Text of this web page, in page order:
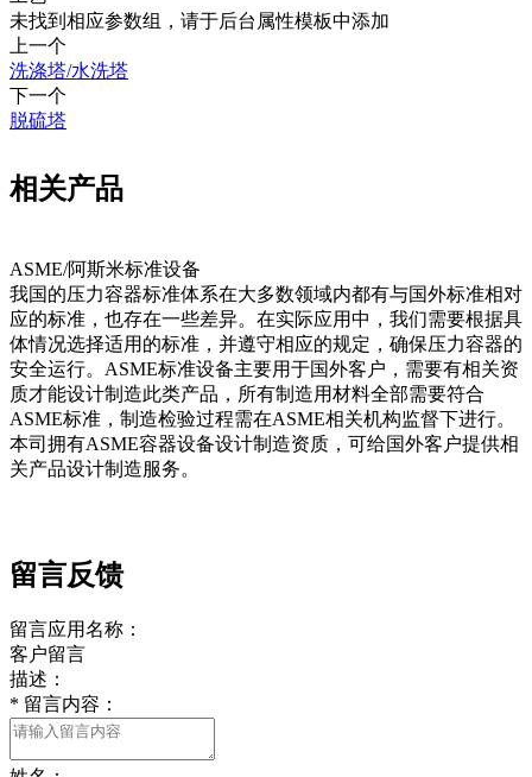
未找到相应参数组，请于后台属性模板中添加
上一个
洗涤塔/水洗塔
下一个
脱硫塔
相关产品
ASME/阿斯米标准设备
我国的压力容器标准体系在大多数领域内都有与国外标准相对
应的标准，也存在一些差异。在实际应用中，我们需要根据具
体情况选择适用的标准，并遵守相应的规定，确保压力容器的
安全运行。ASME标准设备主要用于国外客户，需要有相关资
质才能设计制造此类产品，所有制造用材料全部需要符合
ASME标准，制造检验过程需在ASME相关机构监督下进行。
本司拥有ASME容器设备设计制造资质，可给国外客户提供相
关产品设计制造服务。
留言反馈
留言应用名称：
客户留言
描述：
* 留言内容：